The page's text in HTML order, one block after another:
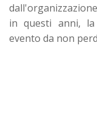
in questi anni,
evento da non